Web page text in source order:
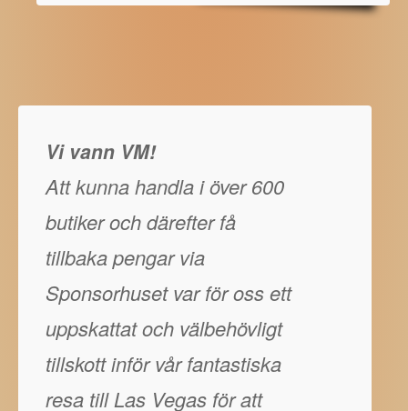
Vi vann VM!
Att kunna handla i över 600
butiker och därefter få
tillbaka pengar via
Sponsorhuset var för oss ett
uppskattat och välbehövligt
tillskott inför vår fantastiska
resa till Las Vegas för att